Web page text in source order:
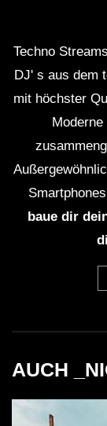
Techno
DJ' s aus dem
mit höchster
baue dir
AUCH